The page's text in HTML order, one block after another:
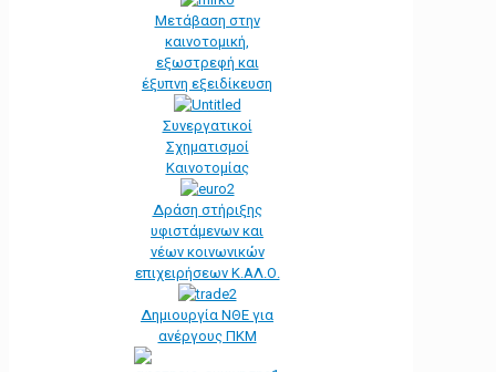
Μετάβαση στην
καινοτομική,
εξωστρεφή και
έξυπνη εξειδίκευση
Συνεργατικοί
Σχηματισμοί
Καινοτομίας
Δράση στήριξης
υφιστάμενων και
νέων κοινωνικών
επιχειρήσεων Κ.ΑΛ.Ο.
Δημιουργία ΝΘΕ για
ανέργους ΠΚΜ